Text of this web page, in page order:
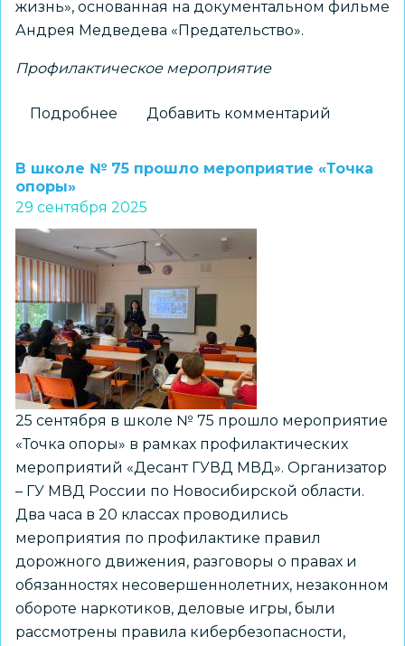
жизнь», основанная на документальном фильме
Андрея Медведева «Предательство».
Профилактическое мероприятие
Подробнее
работа
подростками
через
формат
кинодискуссии
Добавить комментарий
В школе № 75 прошло мероприятие «Точка
опоры»
29 сентября 2025
25 сентября в школе № 75 прошло мероприятие
«Точка опоры» в рамках профилактических
мероприятий «Десант ГУВД МВД». Организатор
– ГУ МВД России по Новосибирской области.
Два часа в 20 классах проводились
мероприятия по профилактике правил
дорожного движения, разговоры о правах и
обязанностях несовершеннолетних, незаконном
обороте наркотиков, деловые игры, были
рассмотрены правила кибербезопасности,